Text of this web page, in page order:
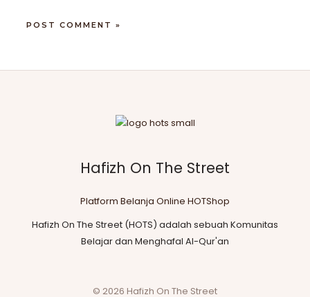
Hafizh On The Street
Platform Belanja Online HOTShop
Hafizh On The Street (HOTS) adalah sebuah Komunitas
Belajar dan Menghafal Al-Qur'an
© 2026 Hafizh On The Street